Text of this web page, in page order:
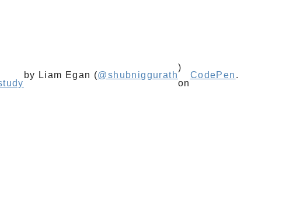
by Liam Egan (@shubniggurath
)
on
CodePen .